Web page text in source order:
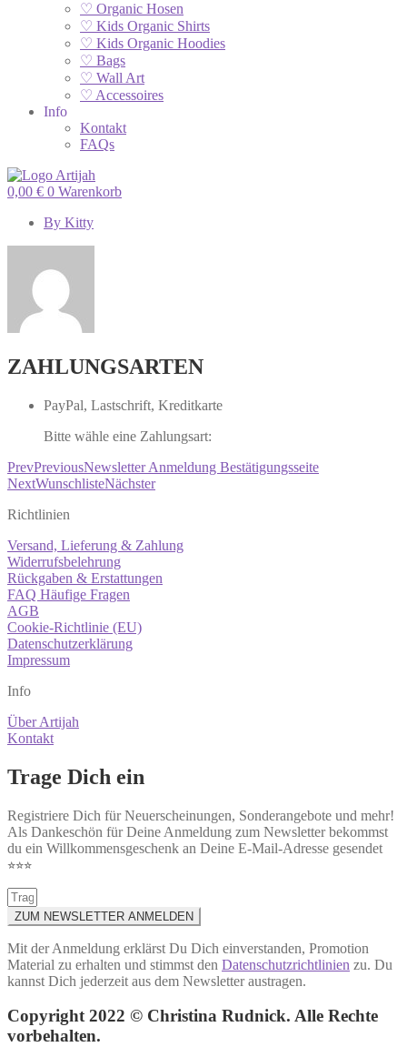
♡ Organic Hosen
♡ Kids Organic Shirts
♡ Kids Organic Hoodies
♡ Bags
♡ Wall Art
♡ Accessoires
Info
Kontakt
FAQs
0,00 € 0 Warenkorb
By Kitty
ZAHLUNGSARTEN
PayPal, Lastschrift, Kreditkarte
Bitte wähle eine Zahlungsart:
PrevPreviousNewsletter Anmeldung Bestätigungsseite
NextWunschlisteNächster
Richtlinien
Versand, Lieferung & Zahlung
Widerrufsbelehrung
Rückgaben & Erstattungen
FAQ Häufige Fragen
AGB
Cookie-Richtlinie (EU)
Datenschutzerklärung
Impressum
Info
Über Artijah
Kontakt
Trage Dich ein
Registriere Dich für Neuerscheinungen, Sonderangebote und mehr!
Als Dankeschön für Deine Anmeldung zum Newsletter bekommst
du ein Willkommensgeschenk an Deine E-Mail-Adresse gesendet
⭐︎⭐︎⭐︎
ZUM NEWSLETTER ANMELDEN
Mit der Anmeldung erklärst Du Dich einverstanden, Promotion
Material zu erhalten und stimmst den Datenschutzrichtlinien zu. Du
kannst Dich jederzeit aus dem Newsletter austragen.
Copyright 2022 © Christina Rudnick. Alle Rechte
vorbehalten.